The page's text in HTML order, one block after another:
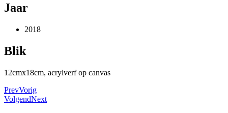
Jaar
2018
Blik
12cmx18cm, acrylverf op canvas
PrevVorig
VolgendNext